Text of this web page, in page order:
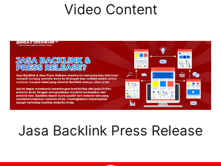
Video Content
Jasa Backlink Press Release